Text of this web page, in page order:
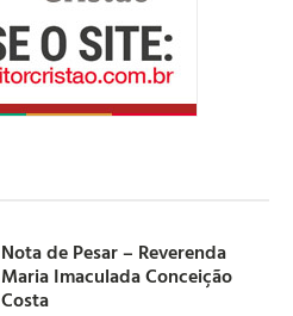
Nota de Pesar – Reverenda
Maria Imaculada Conceição
Costa